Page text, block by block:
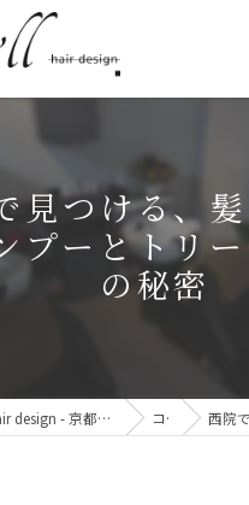
見つける、
プーとトリ
の秘密
you'll hair design - 京都・西院の、髪と心が整う美容室。 コラム 西院で見つけ